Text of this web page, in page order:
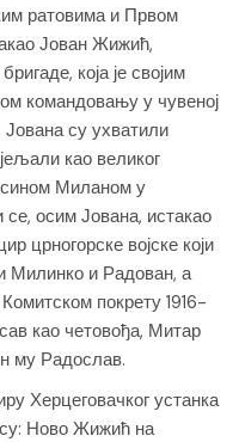
ратовима и Првом
Јован Жижић,
која је својим
командовању у чувеној
Јована су ухватили
као великог
сином Миланом у
осим Јована, истакао
црногорске војске који
Милинко и Радован, а
покрету 1916-
као четовођа, Митар
му Радослав.
Херцеговачког устанка
су: Ново Жижић на